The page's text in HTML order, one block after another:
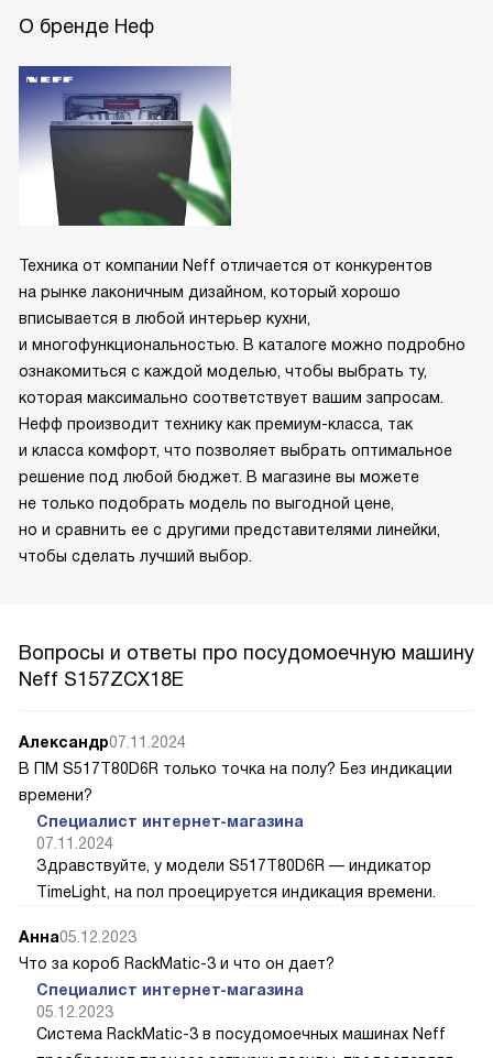
О бренде Неф
Техника от компании Neff отличается от конкурентов
на рынке лаконичным дизайном, который хорошо
вписывается в любой интерьер кухни,
и многофункциональностью. В каталоге можно подробно
ознакомиться с каждой моделью, чтобы выбрать ту,
которая максимально соответствует вашим запросам.
Нефф производит технику как премиум-класса, так
и класса комфорт, что позволяет выбрать оптимальное
решение под любой бюджет. В магазине вы можете
не только подобрать модель по выгодной цене,
но и сравнить ее с другими представителями линейки,
чтобы сделать лучший выбор.
Вопросы и ответы про посудомоечную машину
Neff S157ZCX18E
Александр07.11.2024
В ПМ S517T80D6R только точка на полу? Без индикации
времени?
Специалист интернет-магазина
07.11.2024
Здравствуйте, у модели S517T80D6R — индикатор
TimeLight, на пол проецируется индикация времени.
Анна05.12.2023
Что за короб RackMatic-3 и что он дает?
Специалист интернет-магазина
05.12.2023
Система RackMatic-3 в посудомоечных машинах Neff